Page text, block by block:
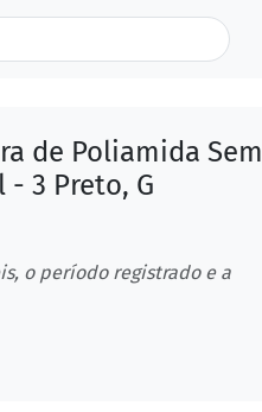
de Poliamida Sem
- 3 Preto, G
o período registrado e a